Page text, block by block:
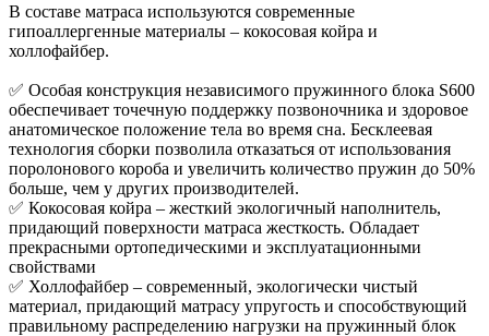
В составе матраса используются современные
гипоаллергенные материалы – кокосовая койра и
холлофайбер.
✅ Особая конструкция независимого пружинного блока S600
обеспечивает точечную поддержку позвоночника и здоровое
анатомическое положение тела во время сна. Бесклеевая
технология сборки позволила отказаться от использования
поролонового короба и увеличить количество пружин до 50%
больше, чем у других производителей.
✅ Кокосовая койра – жесткий экологичный наполнитель,
придающий поверхности матраса жесткость. Обладает
прекрасными ортопедическими и эксплуатационными
свойствами
✅ Холлофайбер – современный, экологически чистый
материал, придающий матрасу упругость и способствующий
правильному распределению нагрузки на пружинный блок